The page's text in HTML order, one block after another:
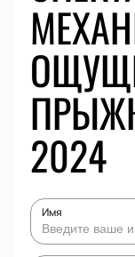
2024
Имя